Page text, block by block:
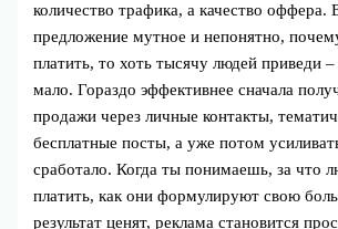
количество трафика, а качество оффера.
предложение мутное и непонятно,
платить, то хоть тысячу людей приведи –
мало. Гораздо эффективнее сначала
продажи через личные контакты,
бесплатные посты, а уже потом
сработало. Когда ты понимаешь, за что
платить, как они формулируют свою
результат ценят, реклама становится